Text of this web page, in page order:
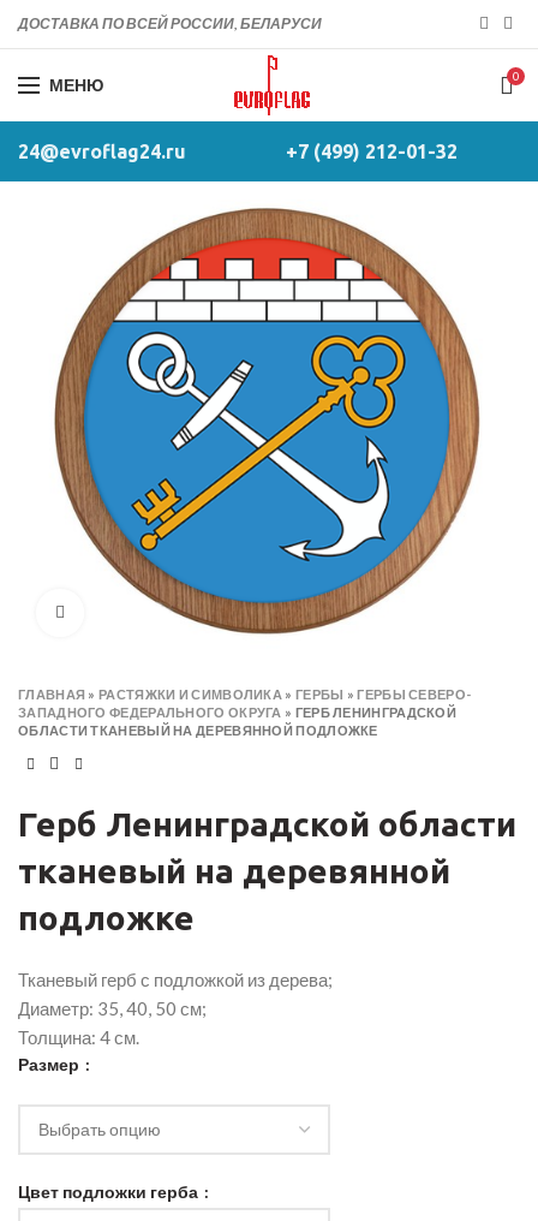
ДОСТАВКА ПО ВСЕЙ РОССИИ, БЕЛАРУСИ
МЕНЮ 0
24@evroflag24.ru +7 (499) 212-01-32
Click to enlarge
ГЛАВНАЯ »РАСТЯЖКИ И СИМВОЛИКА » ГЕРБЫ »ГЕРБЫ СЕВЕРО-
ЗАПАДНОГО ФЕДЕРАЛЬНОГО ОКРУГА » ГЕРБ ЛЕНИНГРАДСКОЙ
ОБЛАСТИ ТКАНЕВЫЙ НА ДЕРЕВЯННОЙ ПОДЛОЖКЕ
Герб Ленинградской области
тканевый на деревянной
подложке
Тканевый герб с подложкой из дерева;
Диаметр: 35, 40, 50 см;
Толщина: 4 см.
Размер
Цвет подложки герба